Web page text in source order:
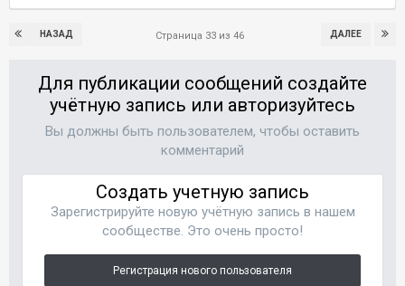
НАЗАД ДАЛЕЕ
Страница 33 из 46
Для публикации сообщений создайте
учётную запись или авторизуйтесь
Вы должны быть пользователем, чтобы оставить
комментарий
Создать учетную запись
Зарегистрируйте новую учётную запись в нашем
сообществе. Это очень просто!
Регистрация нового пользователя